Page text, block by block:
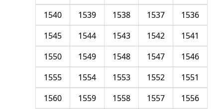
1536
1537
1538
1539
1540
1541
1542
1543
1544
1545
1546
1547
1548
1549
1550
1551
1552
1553
1554
1555
1556
1557
1558
1559
1560